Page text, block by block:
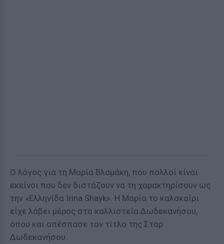
Ο λόγος για τη Μαρία Βλαμάκη, που πολλοί είναι
εκείνοι που δεν διστάζουν να τη χαρακτηρίσουν ως
την «Ελληνίδα Irina Shayk». Η Μαρία το καλοκαίρι
είχε λάβει μέρος στα καλλιστεία Δωδεκανήσου,
όπου και απέσπασε τον τίτλο της Σταρ
Δωδεκανήσου.